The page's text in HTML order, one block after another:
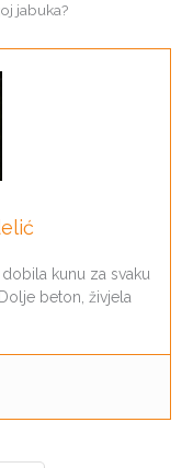
jabuka?
kunu za svaku
beton, živjela